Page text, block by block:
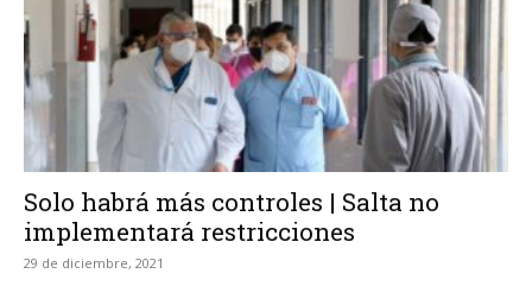
Solo habrá más controles | Salta no
implementará restricciones
29 de diciembre, 2021